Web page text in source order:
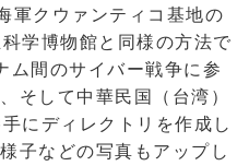
軍クウァンティコ基地の
学博物館と同様の方法で
ム間のサイバー戦争に参
そして中華民国（台湾）
にディレクトリを作成し
子などの写真もアップし